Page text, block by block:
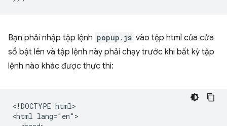
Bạn phải nhập tập lệnh popup.js vào tệp html của cửa
sổ bật lên và tập lệnh này phải chạy trước khi bất kỳ tập
lệnh nào khác được thực thi:
<!DOCTYPE html>
<html lang="en">